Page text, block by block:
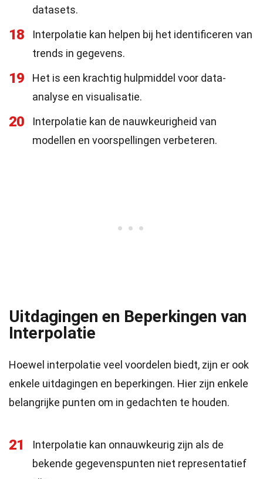
datasets.
18
Interpolatie kan helpen bij het identificeren van
trends in gegevens.
19
Het is een krachtig hulpmiddel voor data-
analyse en visualisatie.
20
Interpolatie kan de nauwkeurigheid van
modellen en voorspellingen verbeteren.
Uitdagingen en Beperkingen van
Interpolatie
Hoewel interpolatie veel voordelen biedt, zijn er ook
enkele uitdagingen en beperkingen. Hier zijn enkele
belangrijke punten om in gedachten te houden.
21
Interpolatie kan onnauwkeurig zijn als de
bekende gegevenspunten niet representatief